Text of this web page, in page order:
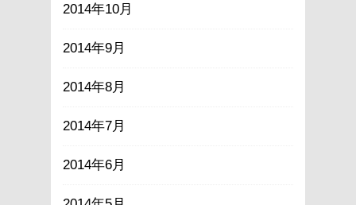
2014年10月
2014年9月
2014年8月
2014年7月
2014年6月